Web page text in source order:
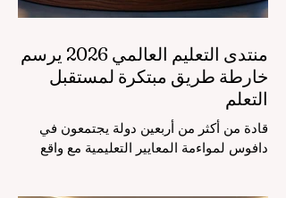
منتدى التعليم العالمي 2026 يرسم
خارطة طريق مبتكرة لمستقبل
التعلم
قادة من أكثر من أربعين دولة يجتمعون في
دافوس لمواءمة المعايير التعليمية مع واقع